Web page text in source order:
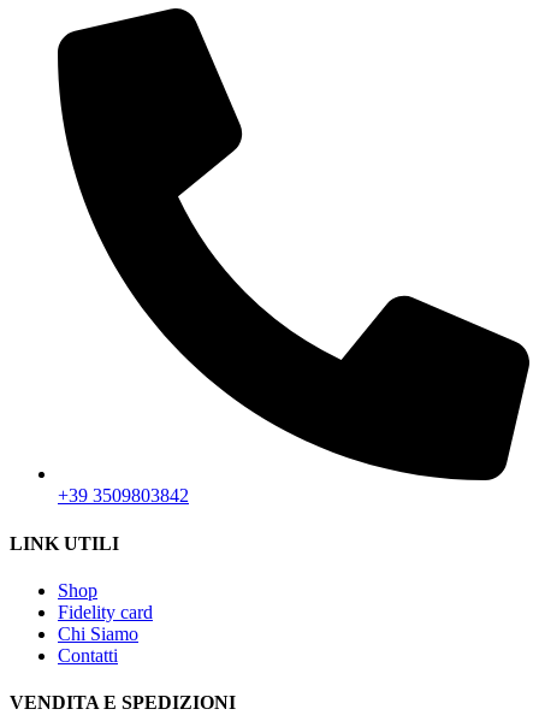
+39 3509803842
LINK UTILI
Shop
Fidelity card
Chi Siamo
Contatti
VENDITA E SPEDIZIONI